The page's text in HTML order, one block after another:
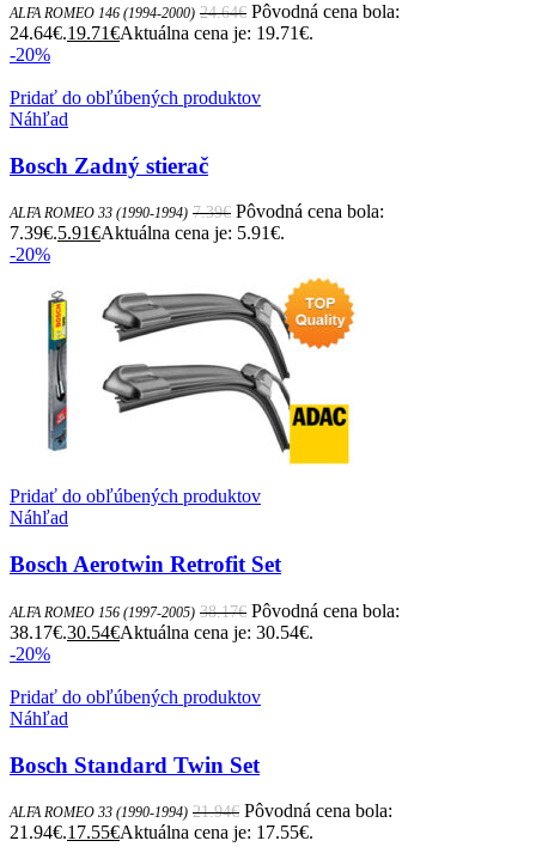
ALFA ROMEO 146 (1994-2000) 24.64€ Pôvodná cena bola:
24.64€.19.71€Aktuálna cena je: 19.71€.
-20%
Pridať do obľúbených produktov
Náhľad
Bosch Zadný stierač
ALFA ROMEO 33 (1990-1994) 7.39€ Pôvodná cena bola:
7.39€.5.91€Aktuálna cena je: 5.91€.
-20%
Pridať do obľúbených produktov
Náhľad
Bosch Aerotwin Retrofit Set
ALFA ROMEO 156 (1997-2005) 38.17€ Pôvodná cena bola:
38.17€.30.54€Aktuálna cena je: 30.54€.
-20%
Pridať do obľúbených produktov
Náhľad
Bosch Standard Twin Set
ALFA ROMEO 33 (1990-1994) 21.94€ Pôvodná cena bola:
21.94€.17.55€Aktuálna cena je: 17.55€.